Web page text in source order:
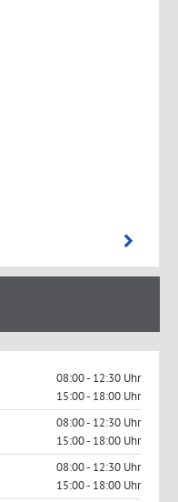
08:00 - 12:30 Uhr
15:00 - 18:00 Uhr
08:00 - 12:30 Uhr
15:00 - 18:00 Uhr
08:00 - 12:30 Uhr
15:00 - 18:00 Uhr